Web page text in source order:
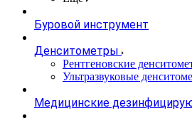
Буровой инструмент
Денситометры
Рентгеновские
Ультразвуковые
Медицинские